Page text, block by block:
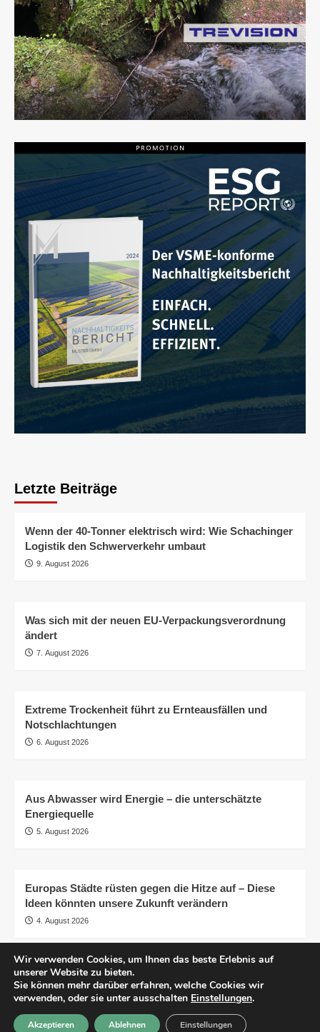
Letzte Beiträge
Wenn der 40-Tonner elektrisch wird: Wie Schachinger
Logistik den Schwerverkehr umbaut
9. August 2026
Was sich mit der neuen EU-Verpackungsverordnung
ändert
7. August 2026
Extreme Trockenheit führt zu Ernteausfällen und
Notschlachtungen
6. August 2026
Aus Abwasser wird Energie – die unterschätzte
Energiequelle
5. August 2026
Europas Städte rüsten gegen die Hitze auf – Diese
Ideen könnten unsere Zukunft verändern
4. August 2026
AGB Impressum
Transparenz
© pro.earth
Wir verwenden Cookies, um Ihnen das beste Erlebnis auf
unserer Website zu bieten.
Sie können mehr darüber erfahren, welche Cookies wir
verwenden, oder sie unter ausschalten Einstellungen.
Akzeptieren Ablehnen Einstellungen